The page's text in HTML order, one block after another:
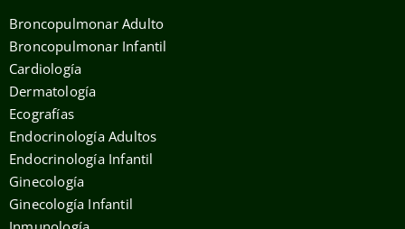
Broncopulmonar Adulto
Broncopulmonar Infantil
Cardiología
Dermatología
Ecografías
Endocrinología Adultos
Endocrinología Infantil
Ginecología
Ginecología Infantil